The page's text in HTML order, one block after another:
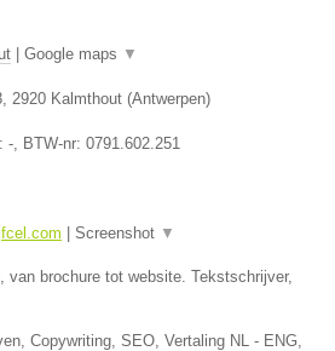
Google maps ▼
, 2920 Kalmthout (Antwerpen)
-, BTW-nr: 0791.602.251
Screenshot ▼
van brochure tot website. Tekstschrijver,
Copywriting, SEO, Vertaling NL - ENG,